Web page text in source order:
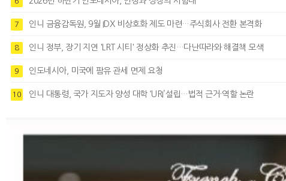
7 인니 금융감독원, 9월 IDX 비상호화 제도 마련…주식회사 전환 본격화
8 인니 정부, 장기 지연 'LRT 시티' 정상화 추진…다난따라와 해결책 모색
9 인도네시아, 미국에 팜유 관세 면제 요청
10 인니 대통령, 국가 지도자 양성 대학 ‘URI’설립…법적 근거·역할 논란